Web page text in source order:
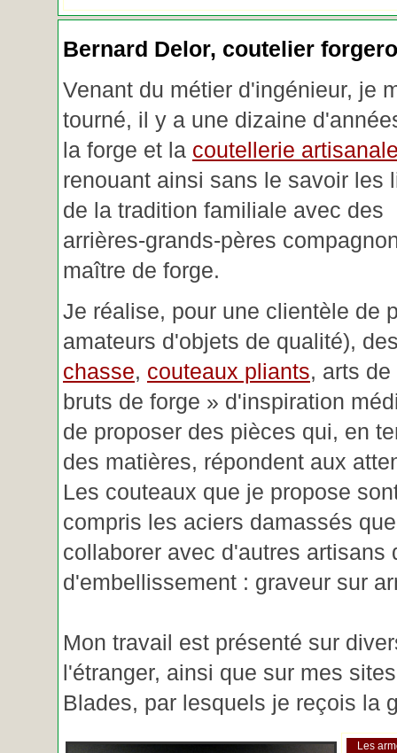
Bernard Delor, coutelier
Venant du métier d'ingénieur, je
tourné, il y a une dizaine
la forge et la coutellerie
renouant ainsi sans le savoir les
de la tradition familiale avec des
arrières-grands-pères
maître de forge.
Je réalise, pour une clientèle de
amateurs d'objets de qualité),
chasse, couteaux pliants, arts
bruts de forge » d'inspiration
de proposer des pièces qui, en
des matières, répondent aux
Les couteaux que je propose
compris les aciers damassés
collaborer avec d'autres artisans
d'embellissement : graveur sur
Mon travail est présenté sur
l'étranger, ainsi que sur mes
Blades, par lesquels je reçois la
Les